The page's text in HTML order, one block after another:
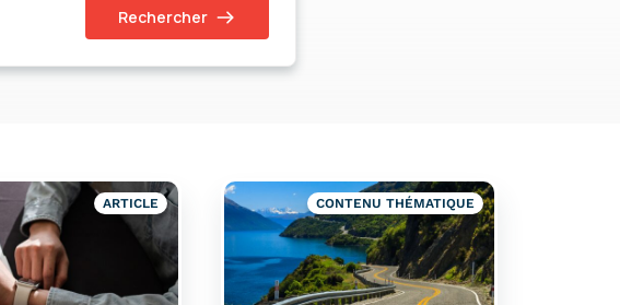
Rechercher
ARTICLE CONTENU THÉMATIQUE